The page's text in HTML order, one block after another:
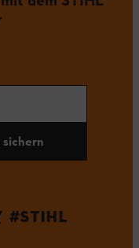
#STIHL